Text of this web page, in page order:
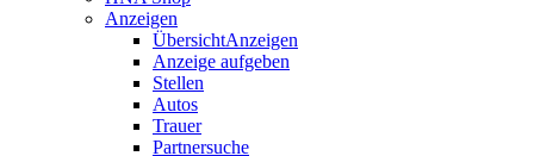
Anzeigen
ÜbersichtAnzeigen
Anzeige aufgeben
Stellen
Autos
Trauer
Partnersuche